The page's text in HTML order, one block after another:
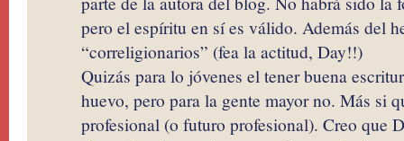
pero el espíritu en sí es válido. Además del
“correligionarios” (fea la actitud, Day!!)
Quizás para lo jóvenes el tener buena
huevo, pero para la gente mayor no. Más si
profesional (o futuro profesional). Creo que